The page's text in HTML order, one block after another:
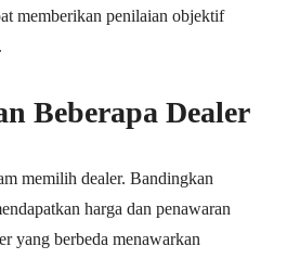
memberikan penilaian objektif
Beberapa Dealer
memilih dealer. Bandingkan
harga dan penawaran
yang berbeda menawarkan